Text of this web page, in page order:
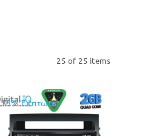
25 of 25 items
15% Έκπτωση